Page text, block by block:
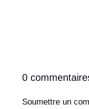
0
Soumettre un